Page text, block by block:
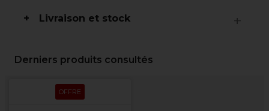
Livraison et stock
Derniers produits consultés
OFFRE